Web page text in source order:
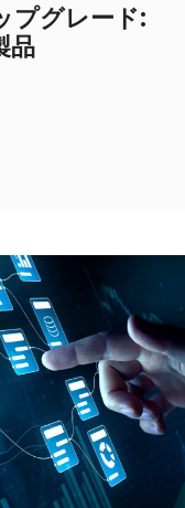
プグレード:
品